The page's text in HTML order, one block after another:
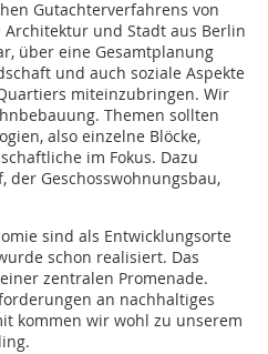
Gutachterverfahrens von
Architektur und Stadt aus Berlin
über eine Gesamtplanung
und auch soziale Aspekte
miteinzubringen. Wir
Themen sollten
also einzelne Blöcke,
im Fokus. Dazu
der Geschosswohnungsbau,
sind als Entwicklungsorte
schon realisiert. Das
zentralen Promenade.
an nachhaltiges
kommen wir wohl zu unserem